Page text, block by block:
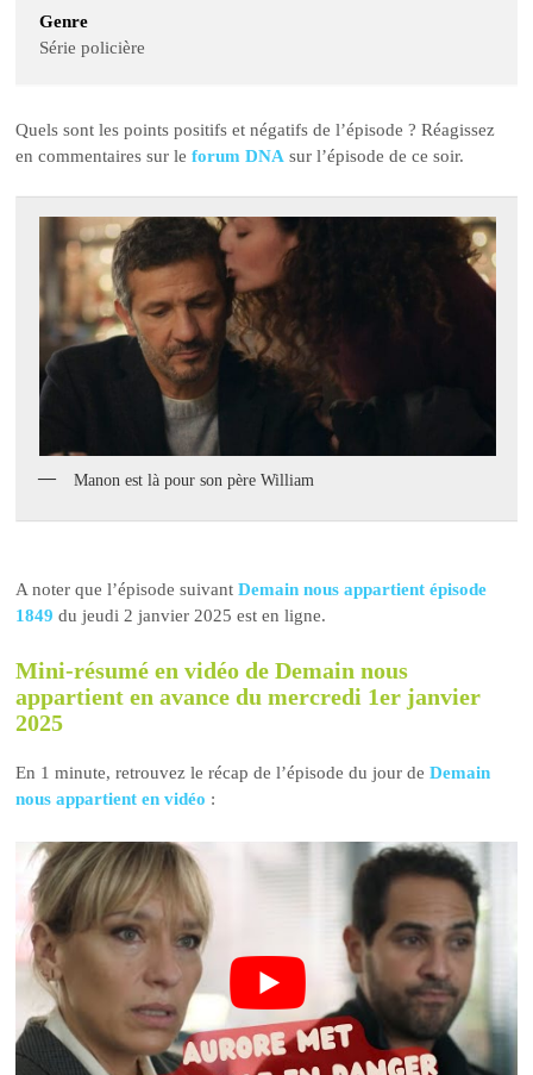
Genre
Série policière
Quels sont les points positifs et négatifs de l’épisode ? Réagissez
en commentaires sur leforum DNA sur l’épisode de ce soir.
Manon est là pour son père William
A noter que l’épisode suivantDemain nous appartient épisode
1849 du jeudi 2 janvier 2025 est en ligne.
Mini-résumé en vidéo de Demain nous
appartient en avance du mercredi 1er janvier
2025
En 1 minute, retrouvez le récap de l’épisode du jour deDemain
nous appartient en vidéo :